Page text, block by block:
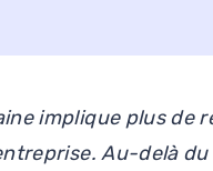
implique plus de
Au-delà